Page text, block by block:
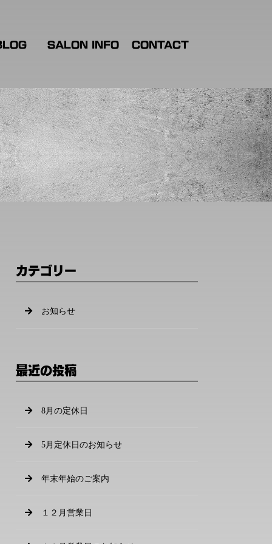
SALON INFO CONTACT
カテゴリー
お知らせ
最近の投稿
8月の定休日
5月定休日のお知らせ
年末年始のご案内
１２月営業日